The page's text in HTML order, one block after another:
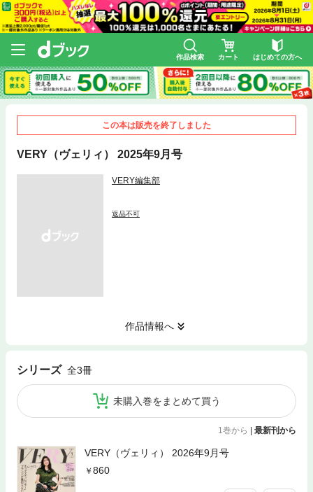
作品検索 カート はじめての方へ
この本は販売を終了しました
VERY（ヴェリィ） 2025年9月号
VERY編集部
返品不可
作品情報へ
シリーズ 全3冊
未購入巻をまとめて買う
1巻から 最新刊から
VERY（ヴェリィ） 2026年9月号
860